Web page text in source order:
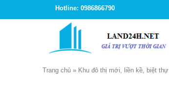
Hotline: 0986866790
Trang chủ » Khu đô thị mới, liền kề, biệt thự